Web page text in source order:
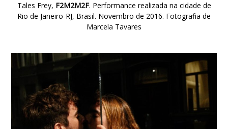
Tales Frey, F2M2M2F. Performance realizada na cidade de
Rio de Janeiro-RJ, Brasil. Novembro de 2016. Fotografia de
Marcela Tavares